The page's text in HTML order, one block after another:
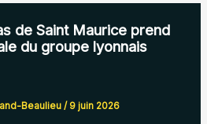
de Saint Maurice prend
du groupe lyonnais
Beaulieu / 9 juin 2026